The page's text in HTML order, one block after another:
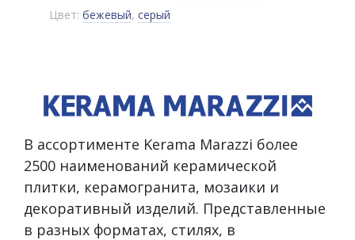
Цвет: бежевый, серый
В ассортименте Kerama Marazzi более
2500 наименований керамической
плитки, керамогранита, мозаики и
декоративный изделий. Представленные
в разных форматах, стилях, в